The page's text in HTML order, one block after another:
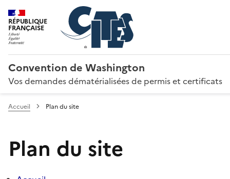
RÉPUBLIQUE
FRANÇAISE
Convention de Washington
Vos demandes dématérialisées de permis et certificats
Accueil Plan du site
Plan du site